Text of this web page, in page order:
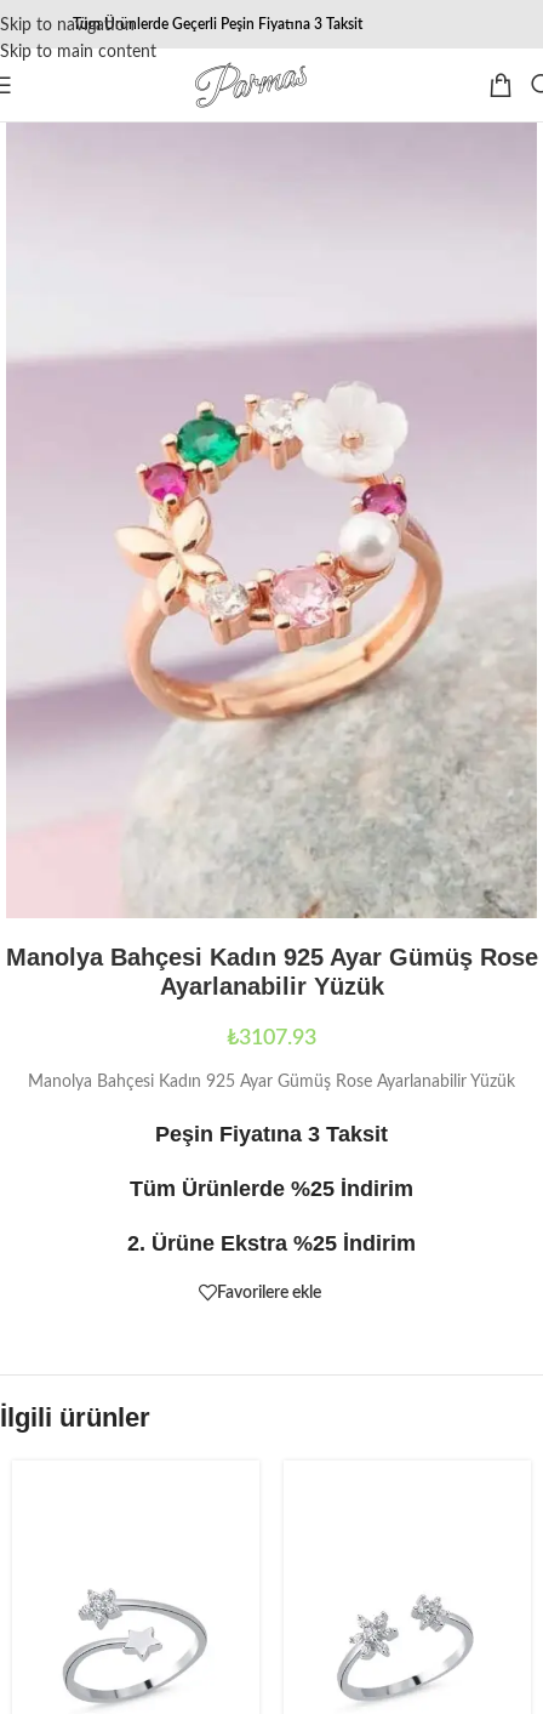
Skip to navigation
Skip to main content
Tüm Ürünlerde Geçerli Peşin Fiyatına 3 Taksit
Manolya Bahçesi Kadın 925 Ayar Gümüş Rose
Ayarlanabilir Yüzük
₺3107.93
Manolya Bahçesi Kadın 925 Ayar Gümüş Rose Ayarlanabilir Yüzük
Peşin Fiyatına 3 Taksit
Tüm Ürünlerde %25 İndirim
2. Ürüne Ekstra %25 İndirim
Favorilere ekle
İlgili ürünler